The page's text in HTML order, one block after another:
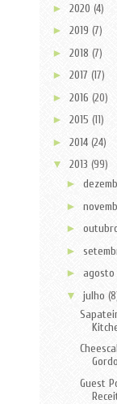
► 2020 (4)
► 2019 (7)
► 2018 (7)
► 2017 (17)
► 2016 (20)
► 2015 (11)
► 2014 (24)
▼ 2013 (99)
►
►
►
►
► agosto
▼ julho
Guest